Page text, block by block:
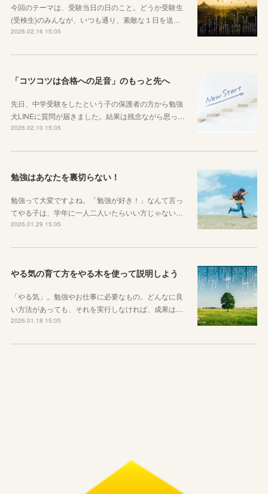
今回のテーマは、受験当日の日のこと。どうか受験生
(受検生)のみんなが、いつも通り、素敵な１日を送…
2026.02.16 15:05
「コツコツは合格への足音」のもっと先へ
先日、中学受験をしたという子の保護者の方から勉強
犬LINEに質問が届きました。結果は残念ながら思っ…
2026.02.10 15:05
勉強はあなたを裏切らない！
勉強って大変ですよね。「勉強が好き！」なんて言っ
てやる子は、学年に一人二人いたらいい方じゃない…
2026.01.29 15:05
やる気の育て方をやる木を使って説明しよう
「やる気」。勉強やお仕事に必要なもの。どんなに良
い方法があっても、それを実行しなければ、成果は…
2026.01.18 15:05